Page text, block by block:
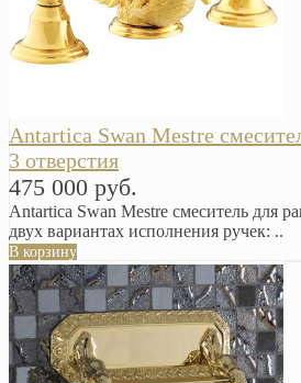
Antartica Swan Mestre
3 отверстия
475 000 руб.
Antartica Swan Mestre смеситель для
двух вариантах исполнения ручек: ..
В корзину